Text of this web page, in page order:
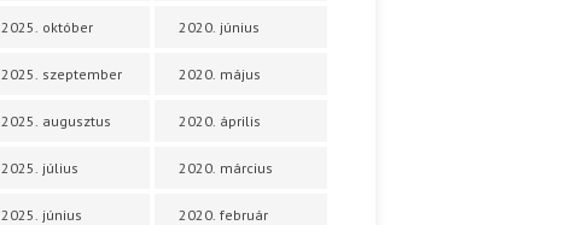
2025. október
2025. szeptember
2025. augusztus
2025. július
2025. június
2020. június
2020. május
2020. április
2020. március
2020. február